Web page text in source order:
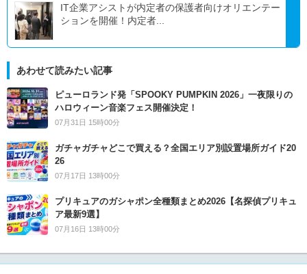
IT企業アシストが内定者の保護者向けオリエンテー
ションを開催！内定者...
あわせて読みたい記事
ピューロランド発「SPOOKY PUMPKIN 2026」一夜限りの
ハロウィーン音楽フェス開催決定！
07月31日 15時00分
ガチャガチャどこで買える？全国エリア別設置場所ガイド20
26
07月17日 13時00分
プリキュアのガシャポン全種類まとめ2026【名探偵プリキュ
ア最新9選】
07月16日 13時00分